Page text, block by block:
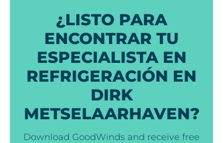
¿LISTO PARA
ENCONTRAR TU
ESPECIALISTA EN
REFRIGERACIÓN EN
DIRK
METSELAARHAVEN?
Download GoodWinds and receive free